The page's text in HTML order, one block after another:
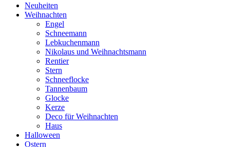
Neuheiten
Weihnachten
Engel
Schneemann
Lebkuchenmann
Nikolaus und Weihnachtsmann
Rentier
Stern
Schneeflocke
Tannenbaum
Glocke
Kerze
Deco für Weihnachten
Haus
Halloween
Ostern